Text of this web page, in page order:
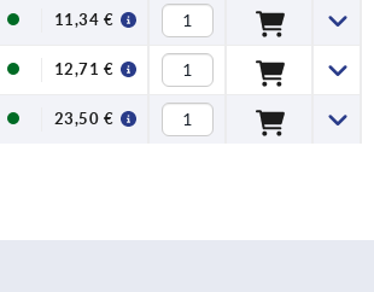
11,34 €
12,71 €
23,50 €